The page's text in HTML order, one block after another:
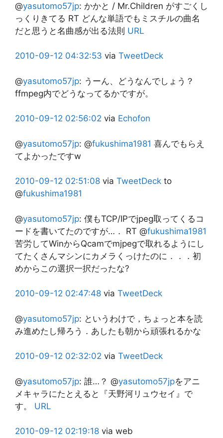
@yasutomo57jp: かかと / Mr.Children がすごくし
っくりきてる RT どんな単語でもミスチルの曲名
だと思うと名曲感が出る法則 URL
2010-09-12 04:32:53 via TweetDeck
@yasutomo57jp: うーん、どうなんでしょう？
ffmpeg内でどうなってるかですが。
2010-09-12 02:56:02 via Echofon
@yasutomo57jp: @fukushima1981 喜んでもらえ
てよかったですw
2010-09-12 02:51:08 via TweetDeck to
@fukushima1981
@yasutomo57jp: 僕もTCP/IPでjpeg取ってくるコ
ードを書いてたのですが…． RT @fukushima1981
苦労してWinからQcamでmjpegで取れるようにし
てたくさんマシンにカメラくっけたのに．．．初
めからこの選択一択だったな?
2010-09-12 02:47:48 via TweetDeck
@yasutomo57jp: というわけで，ちょっと本を読
み進めたし帰ろう．あしたも朝から頑張れるかな
2010-09-12 02:32:02 via TweetDeck
@yasutomo57jp: 誰…？ @yasutomo57jpをアニ
メキャラにたとえると『天野河リュウセイ』で
す。 URL
2010-09-12 02:19:18 via web